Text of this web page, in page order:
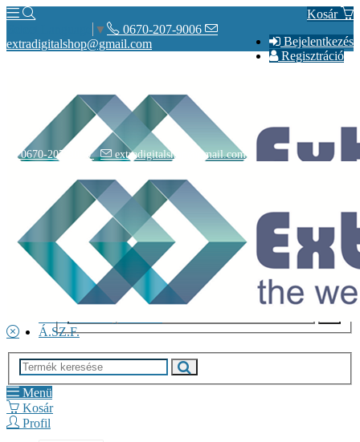
Kosár
Bejelentkezés
Regisztráció
▼
0670-207-9006
extradigitalshop@gmail.com
Rólunk
Elérhetőségeink
Vásárlás
Szállítás
Á.SZ.F.
0670-207-9006 extradigitalshop@gmail.com
Menü
Kosár
Profil